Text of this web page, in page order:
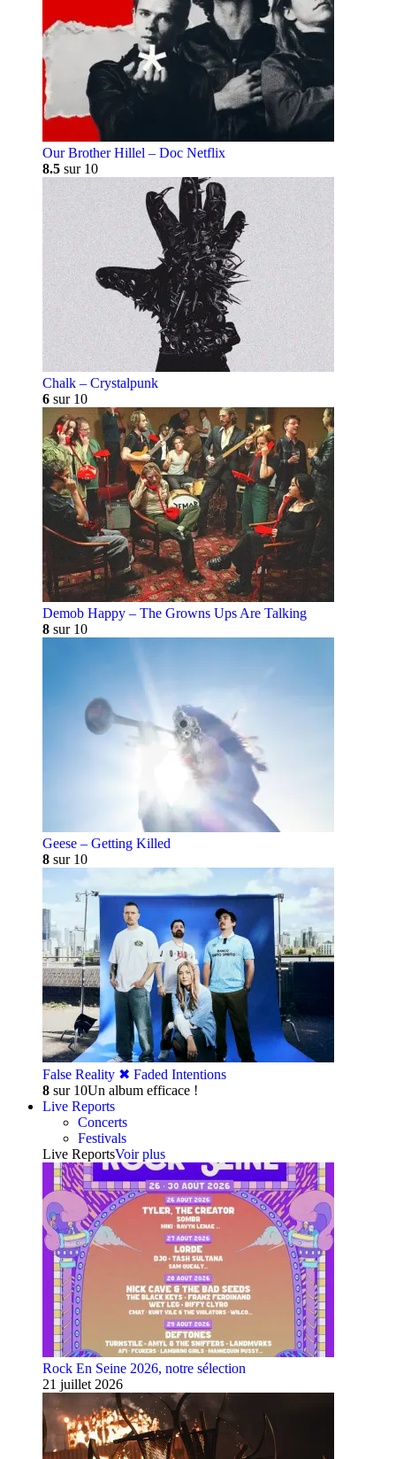
Our Brother Hillel – Doc Netflix
8.5 sur 10
Chalk – Crystalpunk
6 sur 10
Demob Happy – The Growns Ups Are Talking
8 sur 10
Geese – Getting Killed
8 sur 10
False Reality ✖︎ Faded Intentions
8 sur 10Un album efficace !
Live Reports
Concerts
Festivals
Live ReportsVoir plus
Rock En Seine 2026, notre sélection
21 juillet 2026